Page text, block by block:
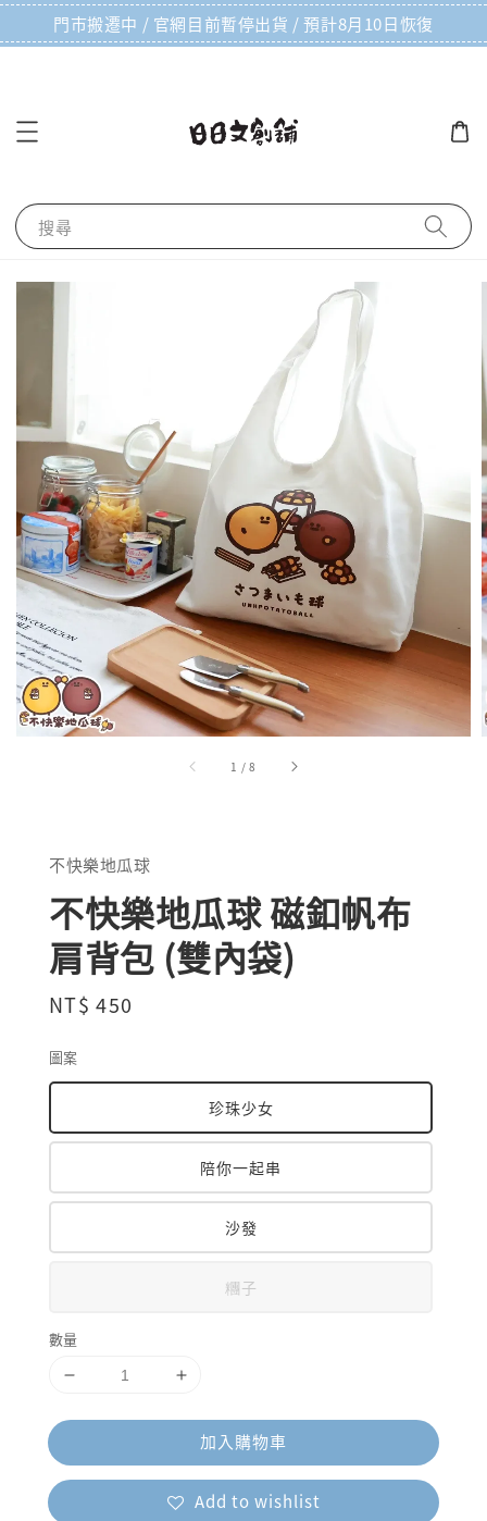
門市搬遷中 / 官網目前暫停出貨 / 預計8月10日恢復
搜尋
1 /8
不快樂地瓜球
不快樂地瓜球 磁釦帆布
肩背包 (雙內袋)
Regular
NT$ 450
圖案
珍珠少女
陪你一起串
沙發
糰子
數量
加入購物車
Add to wishlist